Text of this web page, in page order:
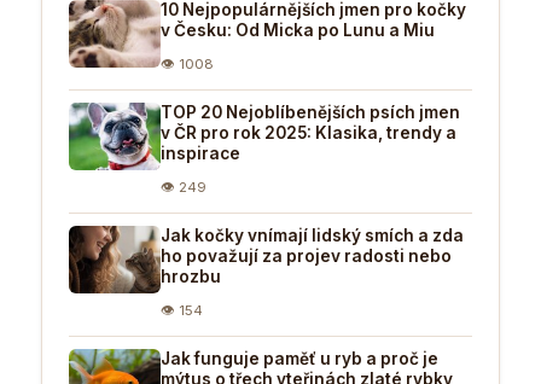
10 Nejpopulárnějších jmen pro kočky
v Česku: Od Micka po Lunu a Miu
👁 1008
TOP 20 Nejoblíbenějších psích jmen
v ČR pro rok 2025: Klasika, trendy a
inspirace
👁 249
Jak kočky vnímají lidský smích a zda
ho považují za projev radosti nebo
hrozbu
👁 154
Jak funguje paměť u ryb a proč je
mýtus o třech vteřinách zlaté rybky